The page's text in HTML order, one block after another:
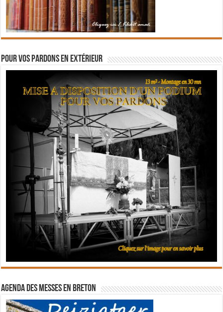
Pour vos pardons en extérieur
Agenda des messes en breton